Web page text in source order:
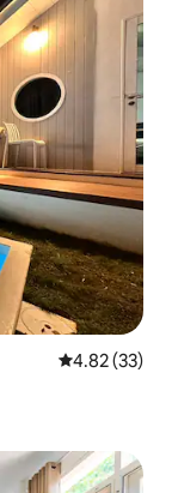
คะแนนเฉลี่ย
4.82 (33)